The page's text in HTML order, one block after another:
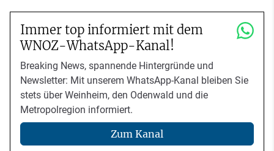
Immer top informiert mit dem
WNOZ-WhatsApp-Kanal!
Breaking News, spannende Hintergründe und
Newsletter: Mit unserem WhatsApp-Kanal bleiben Sie
stets über Weinheim, den Odenwald und die
Metropolregion informiert.
Zum Kanal